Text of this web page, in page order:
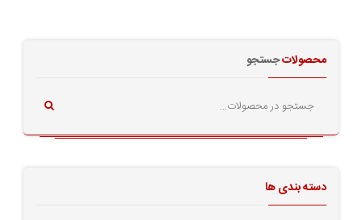
محصولاتجستجو
دسته بندی ها